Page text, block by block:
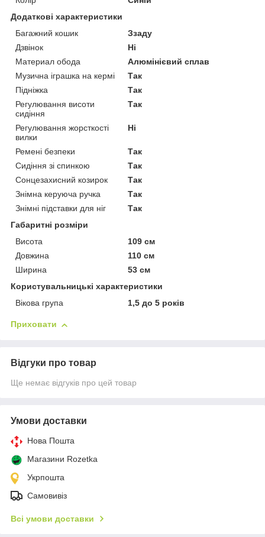
Додаткові характеристики
Багажний кошик
Ззаду
Дзвінок
Ні
Материал обода
Алюмінієвий сплав
Музична іграшка на кермі
Так
Підніжка
Так
Регулювання висоти
сидіння
Так
Регулювання жорсткості
вилки
Ні
Ремені безпеки
Так
Сидіння зі спинкою
Так
Сонцезахисний козирок
Так
Знімна керуюча ручка
Так
Знімні підставки для ніг
Так
Габаритні розміри
Висота
109 см
Довжина
110 см
Ширина
53 см
Користувальницькі характеристики
Вікова група
1,5 до 5 років
Приховати
Відгуки про товар
Ще немає відгуків про цей товар
Умови доставки
Нова Пошта
Магазини Rozetka
Укрпошта
Самовивіз
Всі умови доставки